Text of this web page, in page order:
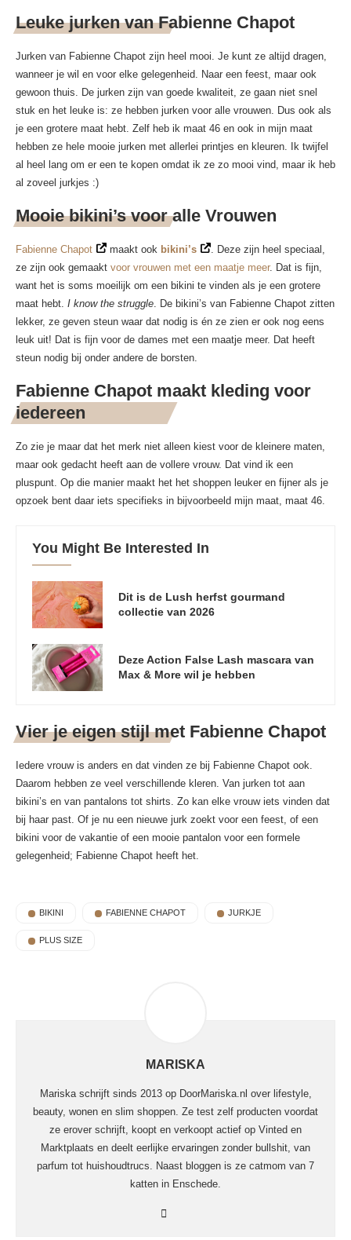
Leuke jurken van Fabienne Chapot
Jurken van Fabienne Chapot zijn heel mooi. Je kunt ze altijd dragen,
wanneer je wil en voor elke gelegenheid. Naar een feest, maar ook
gewoon thuis. De jurken zijn van goede kwaliteit, ze gaan niet snel
stuk en het leuke is: ze hebben jurken voor alle vrouwen. Dus ook als
je een grotere maat hebt. Zelf heb ik maat 46 en ook in mijn maat
hebben ze hele mooie jurken met allerlei printjes en kleuren. Ik twijfel
al heel lang om er een te kopen omdat ik ze zo mooi vind, maar ik heb
al zoveel jurkjes :)
Mooie bikini’s voor alle Vrouwen
Fabienne Chapot maakt ook bikini’s
. Deze zijn heel speciaal,
ze zijn ook gemaakt voor vrouwen met een maatje meer. Dat is fijn,
want het is soms moeilijk om een bikini te vinden als je een grotere
maat hebt. I know the struggle. De bikini’s van Fabienne Chapot zitten
lekker, ze geven steun waar dat nodig is én ze zien er ook nog eens
leuk uit! Dat is fijn voor de dames met een maatje meer. Dat heeft
steun nodig bij onder andere de borsten.
Fabienne Chapot maakt kleding voor
iedereen
Zo zie je maar dat het merk niet alleen kiest voor de kleinere maten,
maar ook gedacht heeft aan de vollere vrouw. Dat vind ik een
pluspunt. Op die manier maakt het het shoppen leuker en fijner als je
opzoek bent daar iets specifieks in bijvoorbeeld mijn maat, maat 46.
You Might Be Interested In
Dit is de Lush herfst gourmand
collectie van 2026
Deze Action False Lash mascara van
Max & More wil je hebben
Vier je eigen stijl met Fabienne Chapot
Iedere vrouw is anders en dat vinden ze bij Fabienne Chapot ook.
Daarom hebben ze veel verschillende kleren. Van jurken tot aan
bikini’s en van pantalons tot shirts. Zo kan elke vrouw iets vinden dat
bij haar past. Of je nu een nieuwe jurk zoekt voor een feest, of een
bikini voor de vakantie of een mooie pantalon voor een formele
gelegenheid; Fabienne Chapot heeft het.
BIKINI FABIENNE CHAPOT JURKJE
PLUS SIZE
MARISKA
Mariska schrijft sinds 2013 op DoorMariska.nl over lifestyle,
beauty, wonen en slim shoppen. Ze test zelf producten voordat
ze erover schrijft, koopt en verkoopt actief op Vinted en
Marktplaats en deelt eerlijke ervaringen zonder bullshit, van
parfum tot huishoudtrucs. Naast bloggen is ze catmom van 7
katten in Enschede.